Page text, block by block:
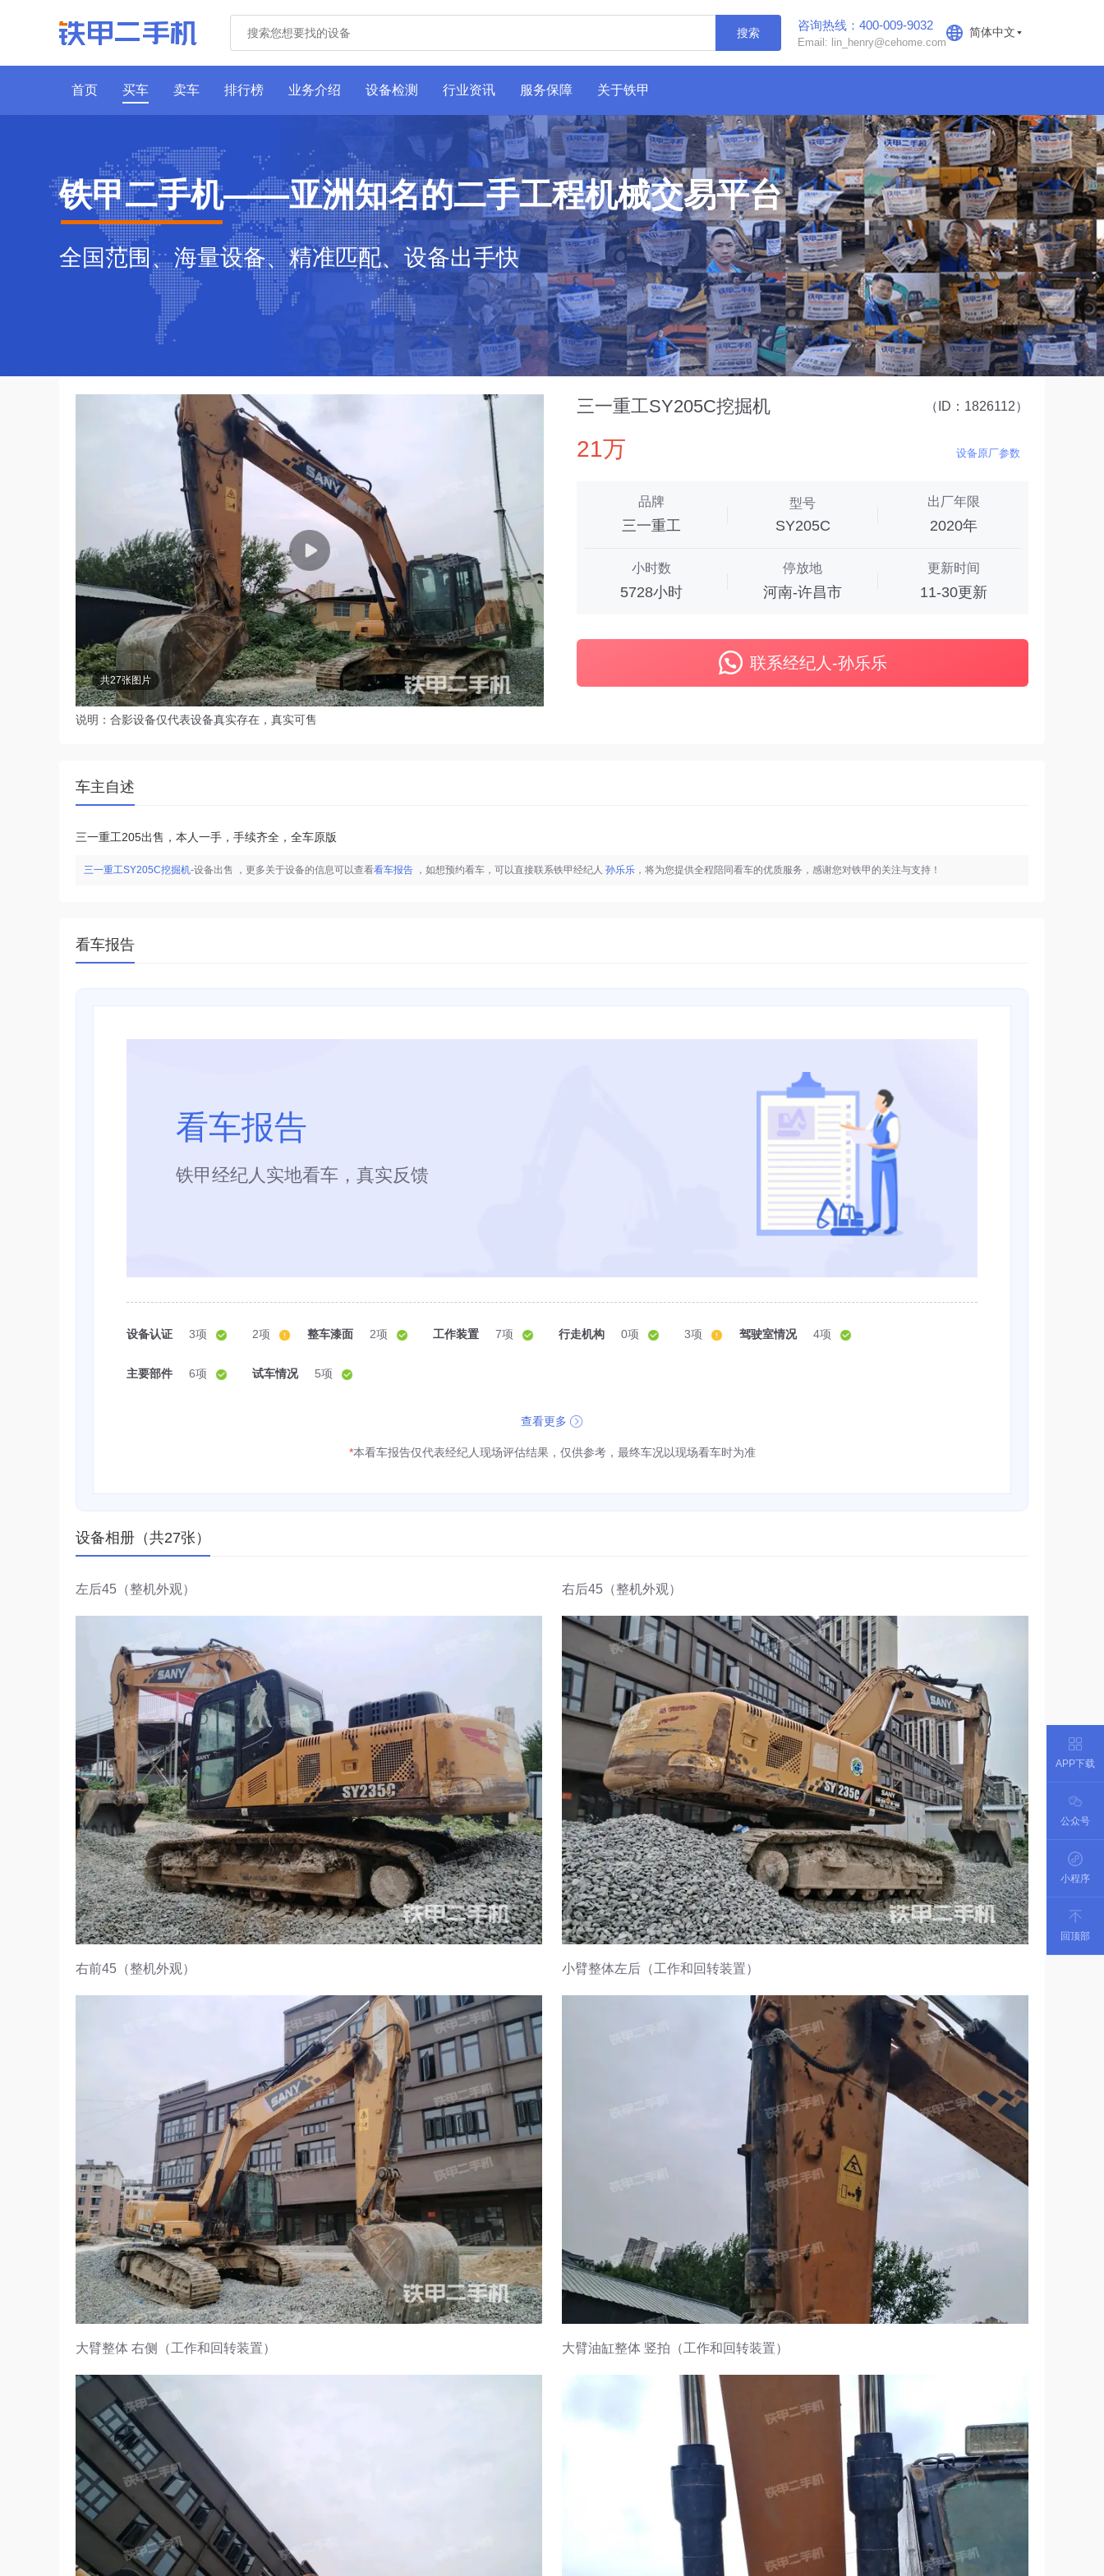
搜索
咨询热线：400-009-9032
Email: lin_henry@cehome.com
简体中文
首页 买车 卖车 排行榜 业务介绍 设备检测 行业资讯 服务保障 关于铁甲
铁甲二手机——亚洲知名的二手工程机械交易平台
全国范围、海量设备、精准匹配、设备出手快
共27张图片
说明：合影设备仅代表设备真实存在，真实可售
三一重工SY205C挖掘机 （ID：1826112）
21万 设备原厂参数
品牌
三一重工
型号
SY205C
出厂年限
2020年
小时数
5728小时
停放地
河南-许昌市
更新时间
11-30更新
联系经纪人-孙乐乐
车主自述
三一重工205出售，本人一手，手续齐全，全车原版
三一重工SY205C挖掘机-设备出售 ，更多关于设备的信息可以查看看车报告 ，如想预约看车，可以直接联系铁甲经纪人 孙乐乐 ，将为您提供全程陪同看车的优质服务，感谢您对铁甲的关注与支持！
看车报告
看车报告
铁甲经纪人实地看车，真实反馈
设备认证 3项 2项 整车漆面 2项 工作装置 7项 行走机构 0项 3项 驾驶室情况 4项
主要部件 6项 试车情况 5项
查看更多
*本看车报告仅代表经纪人现场评估结果，仅供参考，最终车况以现场看车时为准
设备相册（共27张）
左后45（整机外观） 右后45（整机外观）
右前45（整机外观） 小臂整体左后（工作和回转装置）
大臂整体 右侧（工作和回转装置） 大臂油缸整体 竖拍（工作和回转装置）
APP下载
公众号
小程序
回顶部